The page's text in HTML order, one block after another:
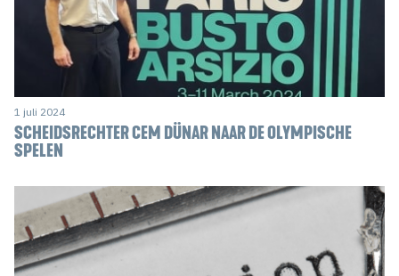
1 juli 2024
SCHEIDSRECHTER CEM DÜNAR NAAR DE OLYMPISCHE
SPELEN